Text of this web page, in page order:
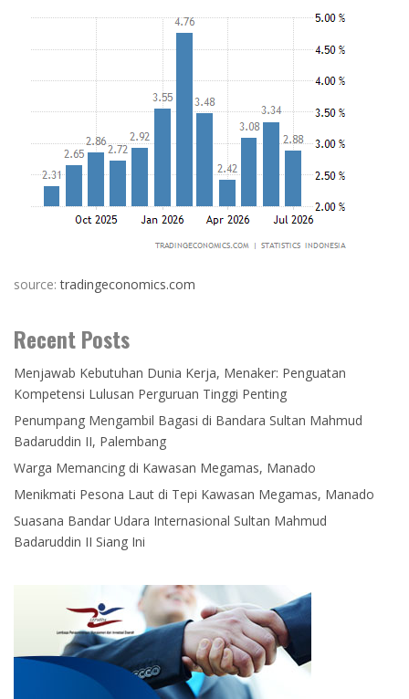
source:tradingeconomics.com
Recent Posts
Menjawab Kebutuhan Dunia Kerja, Menaker: Penguatan
Kompetensi Lulusan Perguruan Tinggi Penting
Penumpang Mengambil Bagasi di Bandara Sultan Mahmud
Badaruddin II, Palembang
Warga Memancing di Kawasan Megamas, Manado
Menikmati Pesona Laut di Tepi Kawasan Megamas, Manado
Suasana Bandar Udara Internasional Sultan Mahmud
Badaruddin II Siang Ini